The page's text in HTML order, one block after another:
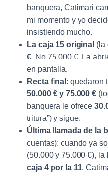
banquera, Catimari
mi momento y yo
insistiendo mucho.
La caja 15 original (la
€. No 75.000 €. La
en pantalla.
Recta final : quedaron
50.000 € y 75.000 €
banquera le ofrece
tritura”) y sigue.
Última llamada de la
cuentas): cuando ya
(50.000 y 75.000 €), la
caja 4 por la 11.